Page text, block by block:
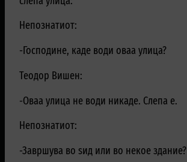
Непознатиот:
-Господине, каде води оваа улица?
Теодор Вишен:
-Оваа улица не води никаде. Слепа е.
Непознатиот:
-Завршува во ѕид или во некое здание?